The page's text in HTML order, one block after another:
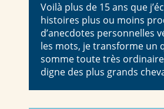
Voilà plus de 15 ans que
histoires plus ou moins
d’anecdotes personnelles
les mots, je transforme un
somme toute très
digne des plus grands